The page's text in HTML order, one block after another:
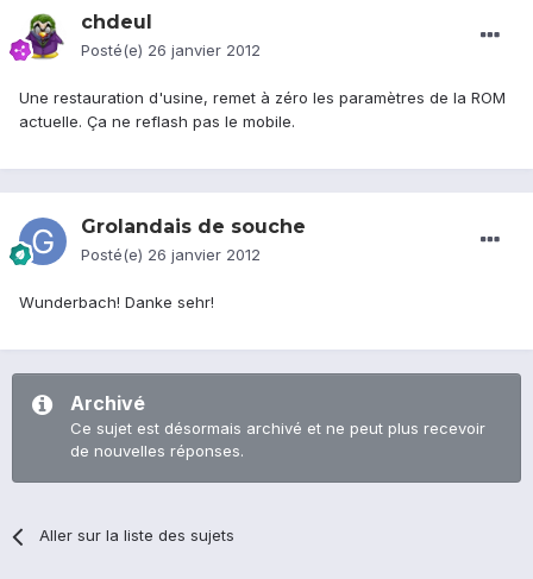
chdeul
Posté(e) 26 janvier 2012
Une restauration d'usine, remet à zéro les paramètres de la ROM
actuelle. Ça ne reflash pas le mobile.
Grolandais de souche
Posté(e) 26 janvier 2012
Wunderbach! Danke sehr!
Archivé
Ce sujet est désormais archivé et ne peut plus recevoir
de nouvelles réponses.
Aller sur la liste des sujets